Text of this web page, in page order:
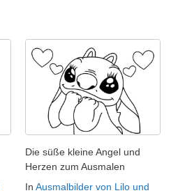
Die süße kleine Angel und
Herzen zum Ausmalen
In Ausmalbilder von Lilo und